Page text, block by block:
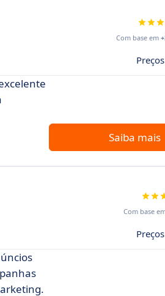
Com base em
Saiba mais
Com base